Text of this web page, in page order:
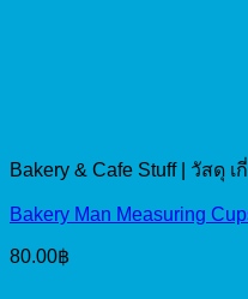
Bakery & Cafe Stuff | วัสดุ เ
Bakery Man Measuring
80.00฿